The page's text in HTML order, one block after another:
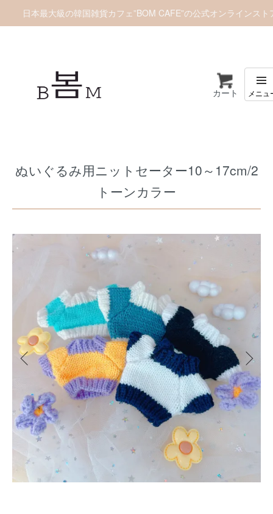
日本最大級の韓国雑貨カフェ”BOM CAFE”の公式オンラインスト
カート
ぬいぐるみ用ニットセーター10～17cm/2
トーンカラー